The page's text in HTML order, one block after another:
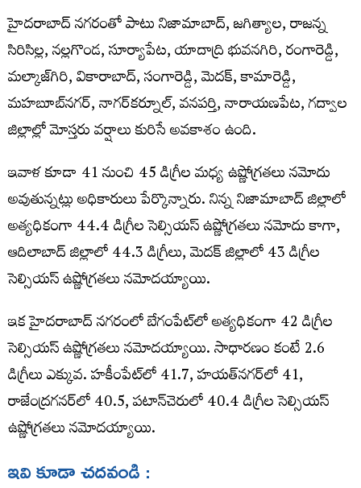
హైద‌రాబాద్ న‌గ‌రంతో పాటు నిజామాబాద్, జ‌గిత్యాల‌, రాజ‌న్న
సిరిసిల్ల‌, న‌ల్ల‌గొండ‌, సూర్యాపేట‌, యాదాద్రి భువ‌న‌గిరి, రంగారెడ్డి,
మ‌ల్కాజ్‌గిరి, వికారాబాద్, సంగారెడ్డి, మెద‌క్, కామారెడ్డి,
మ‌హబూబ్‌న‌గ‌ర్, నాగ‌ర్‌క‌ర్నూల్, వ‌న‌ప‌ర్తి, నారాయ‌ణ‌పేట‌, గ‌ద్వాల
జిల్లాల్లో మోస్త‌రు వ‌ర్షాలు కురిసే అవ‌కాశం ఉంది.
ఇవాళ కూడా 41 నుంచి 45 డిగ్రీల మ‌ధ్య ఉష్ణోగ్ర‌త‌లు న‌మోదు
అవుతున్న‌ట్లు అధికారులు పేర్కొన్నారు. నిన్న నిజామాబాద్ జిల్లాలో
అత్య‌ధికంగా 44.4 డిగ్రీల సెల్సియ‌స్ ఉష్ణోగ్ర‌త‌లు న‌మోదు కాగా,
ఆదిలాబాద్ జిల్లాలో 44.3 డిగ్రీలు, మెద‌క్ జిల్లాలో 43 డిగ్రీల
సెల్సియ‌స్ ఉష్ణోగ్ర‌త‌లు న‌మోద‌య్యాయి.
ఇక హైద‌రాబాద్ న‌గ‌రంలో బేగంపేట్‌లో అత్య‌ధికంగా 42 డిగ్రీల
సెల్సియ‌స్ ఉష్ణోగ్ర‌త‌లు న‌మోద‌య్యాయి. సాధార‌ణం కంటే 2.6
డిగ్రీలు ఎక్కువ‌. హ‌కీంపేట్‌లో 41.7, హ‌య‌త్‌న‌గ‌ర్‌లో 41,
రాజేంద్ర‌గ‌న‌ర్‌లో 40.5, ప‌టాన్‌చెరులో 40.4 డిగ్రీల సెల్సియ‌స్
ఉష్ణోగ్ర‌త‌లు న‌మోద‌య్యాయి.
ఇవి కూడా చదవండి :